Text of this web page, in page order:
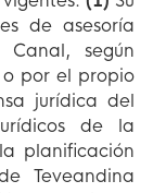
de asesoría
según
o por el propio
jurídica del
de la
planificación
Teveandina